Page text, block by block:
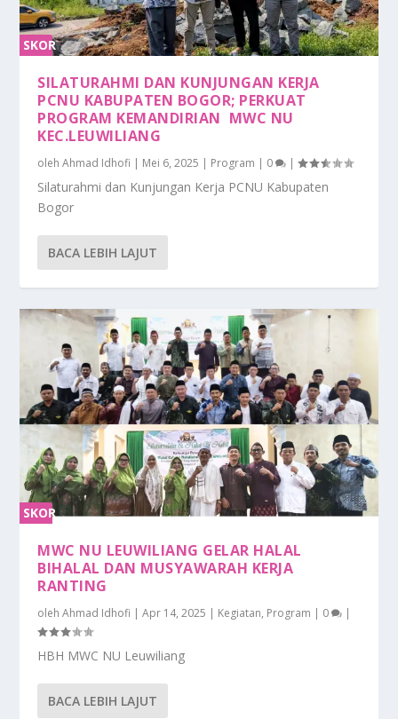
SKOR
SILATURAHMI DAN KUNJUNGAN KERJA
PCNU KABUPATEN BOGOR; PERKUAT
PROGRAM KEMANDIRIAN MWC NU
KEC.LEUWILIANG
olehAhmad Idhofi | Mei 6, 2025 | Program | 0 |
Silaturahmi dan Kunjungan Kerja PCNU Kabupaten
Bogor
BACA LEBIH LAJUT
SKOR
MWC NU LEUWILIANG GELAR HALAL
BIHALAL DAN MUSYAWARAH KERJA
RANTING
olehAhmad Idhofi |Apr 14, 2025 | Kegiatan, Program | 0 |
HBH MWC NU Leuwiliang
BACA LEBIH LAJUT